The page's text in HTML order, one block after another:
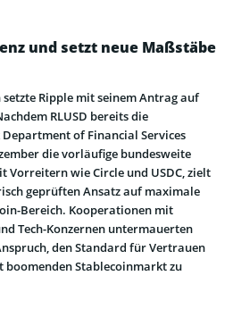
und setzt neue Maßstäbe
Ripple mit seinem Antrag auf
RLUSD bereits die
of Financial Services
die vorläufige bundesweite
Vorreitern wie Circle und USDC, zielt
geprüften Ansatz auf maximale
Bereich. Kooperationen mit
Tech-Konzernen untermauerten
den Standard für Vertrauen
Stablecoinmarkt zu